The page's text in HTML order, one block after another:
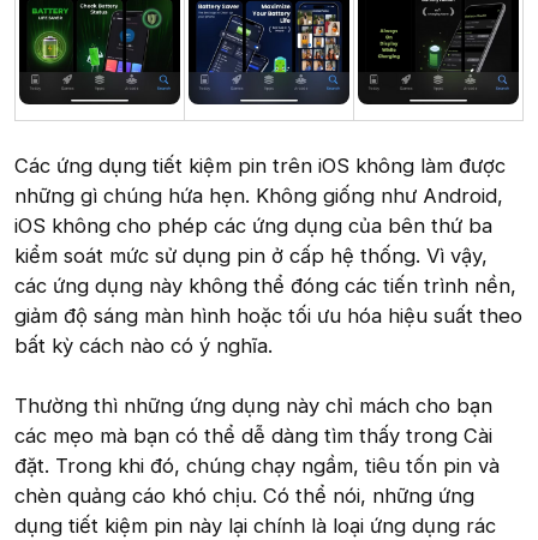
Các ứng dụng tiết kiệm pin trên iOS không làm được
những gì chúng hứa hẹn. Không giống như Android,
iOS không cho phép các ứng dụng của bên thứ ba
kiểm soát mức sử dụng pin ở cấp hệ thống. Vì vậy,
các ứng dụng này không thể đóng các tiến trình nền,
giảm độ sáng màn hình hoặc tối ưu hóa hiệu suất theo
bất kỳ cách nào có ý nghĩa.
Thường thì những ứng dụng này chỉ mách cho bạn
các mẹo mà bạn có thể dễ dàng tìm thấy trong Cài
đặt. Trong khi đó, chúng chạy ngầm, tiêu tốn pin và
chèn quảng cáo khó chịu. Có thể nói, những ứng
dụng tiết kiệm pin này lại chính là loại ứng dụng rác